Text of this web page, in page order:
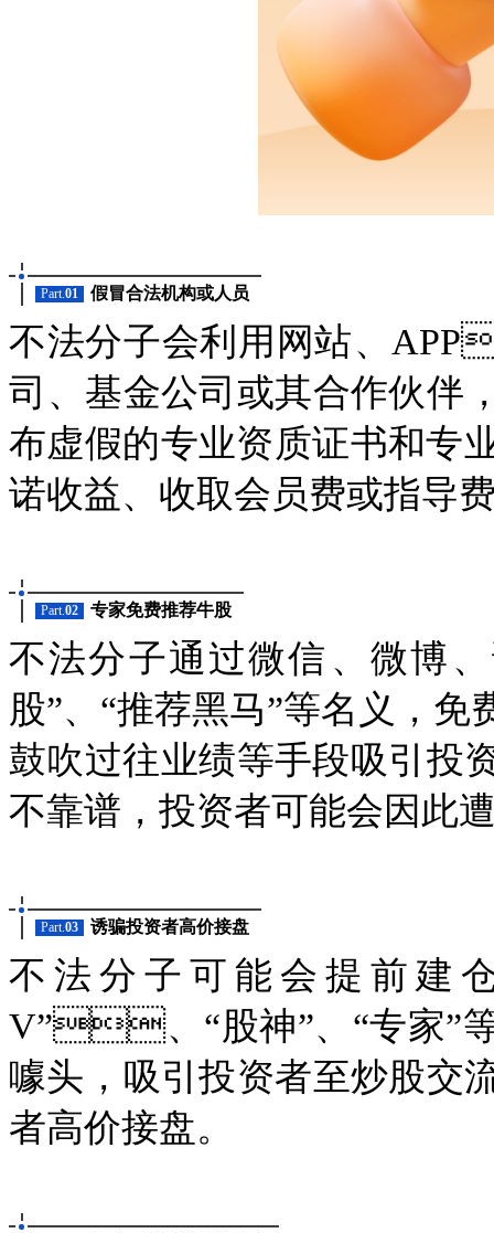
Part.01 假冒合法机构或人员
不法分子会利用网站、
司、基金公司或其合作伙伴
布虚假的专业资质证书和专业团
诺收益、收取会员费或指
Part.02 专家免费推荐牛股
不法分子通过微信、微博
股”、“推荐黑马”等名义，
鼓吹过往业绩等手段吸引投资
不靠谱，投资者可能会因此
Part.03 诱骗投资者高价接盘
不法分子可能会提前建仓
V”、“股神”、“专家”等
噱头，吸引投资者至炒股交
者高价接盘。